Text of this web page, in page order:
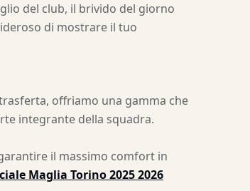
del club, il brivido del giorno
di mostrare il tuo
offriamo una gamma che
integrante della squadra.
il massimo comfort in
Maglia Torino 2025 2026